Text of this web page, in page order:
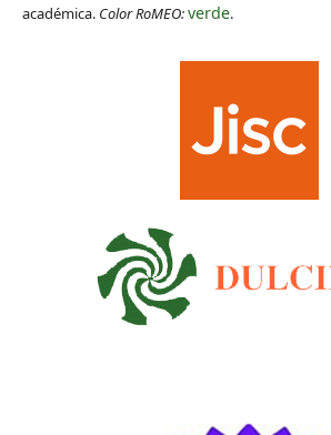
académica. Color RoMEO:verde.